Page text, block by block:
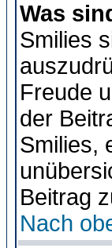
Was
Smilies
Freude
der
Smilies,
Beitrag
Nach